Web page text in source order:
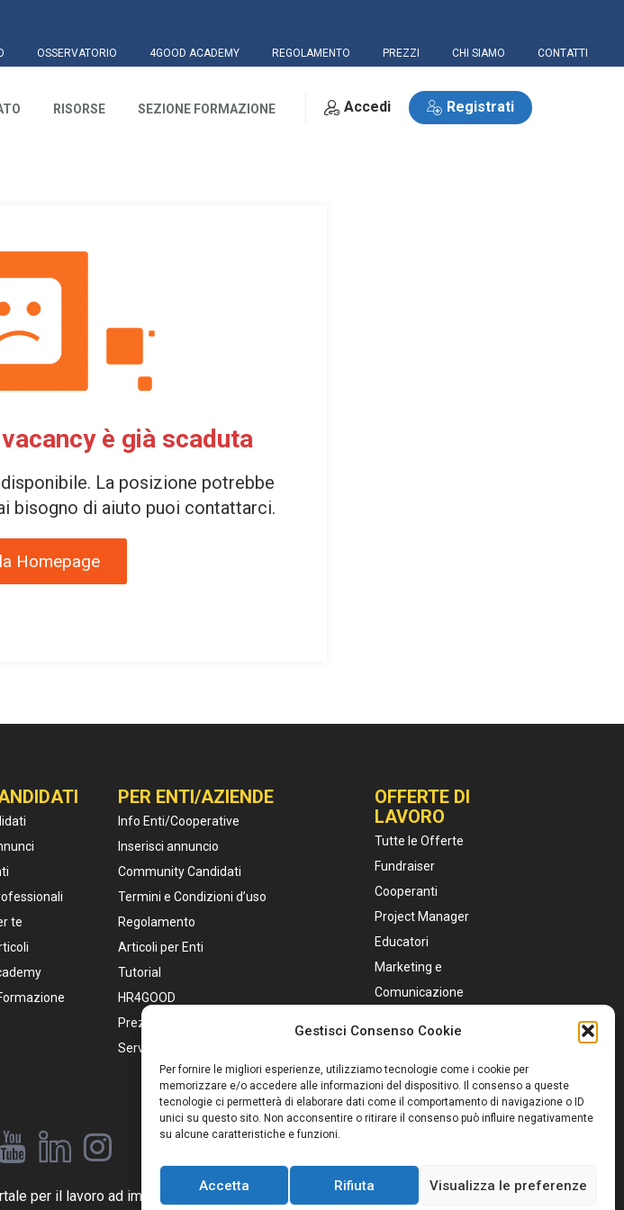
Gestisci Consenso Cookie
Per fornire le migliori esperienze, utilizziamo tecnologie come i cookie per
memorizzare e/o accedere alle informazioni del dispositivo. Il consenso a queste
tecnologie ci permetterà di elaborare dati come il comportamento di navigazione o ID
unici su questo sito. Non acconsentire o ritirare il consenso può influire negativamente
su alcune caratteristiche e funzioni.
Accetta Rifiuta Visualizza le preferenze
OSSERVATORIO 4GOOD ACADEMY REGOLAMENTO PREZZI CHI SIAMO CONTATTI
RISORSE SEZIONE FORMAZIONE Accedi Registrati
è già scaduta
La posizione potrebbe
bisogno di aiuto puoi contattarci.
Homepage
te
PER ENTI/AZIENDE
Info Enti/Cooperative
Inserisci annuncio
Community Candidati
Termini e Condizioni d’uso
Regolamento
Articoli per Enti
Tutorial
HR4GOOD
Prezzi Pacchetti
Servizi per HR
OFFERTE DI
LAVORO
Tutte le Offerte
Fundraiser
Cooperanti
Project Manager
Educatori
Marketing e
Comunicazione
Servizio Civile
per il lavoro ad impatto sociale